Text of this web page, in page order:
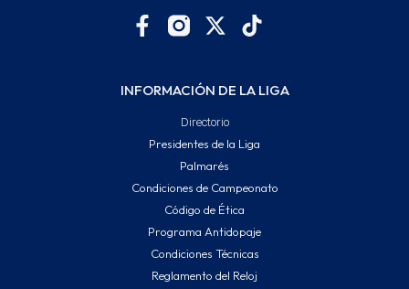
INFORMACIÓN DE LA LIGA
Directorio
Presidentes de la Liga
Palmarés
Condiciones de Campeonato
Código de Ética
Programa Antidopaje
Condiciones Técnicas
Reglamento del Reloj